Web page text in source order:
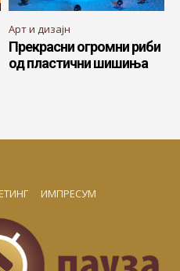
Арт и дизајн
Прекрасни огромни риби
од пластични шишиња
ИМПРЕСУМ